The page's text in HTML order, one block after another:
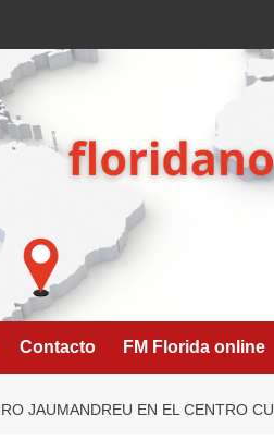
Contacto FM Florida online
JAUMANDREU EN EL CENTRO